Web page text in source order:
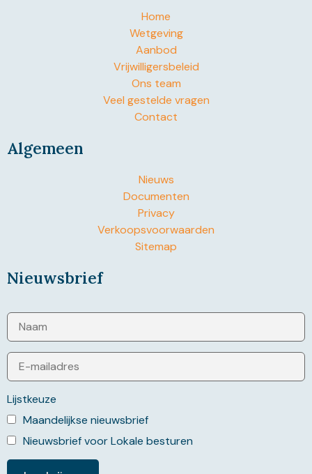
Home
Wetgeving
Aanbod
Vrijwilligersbeleid
Ons team
Veel gestelde vragen
Contact
Algemeen
Nieuws
Documenten
Privacy
Verkoopsvoorwaarden
Sitemap
Nieuwsbrief
Lijstkeuze
Maandelijkse nieuwsbrief
Nieuwsbrief voor Lokale besturen